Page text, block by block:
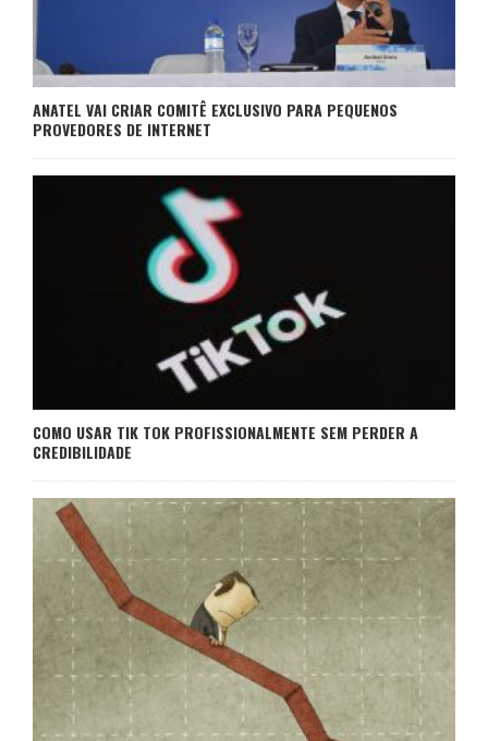
ANATEL VAI CRIAR COMITÊ EXCLUSIVO PARA PEQUENOS
PROVEDORES DE INTERNET
COMO USAR TIK TOK PROFISSIONALMENTE SEM PERDER A
CREDIBILIDADE